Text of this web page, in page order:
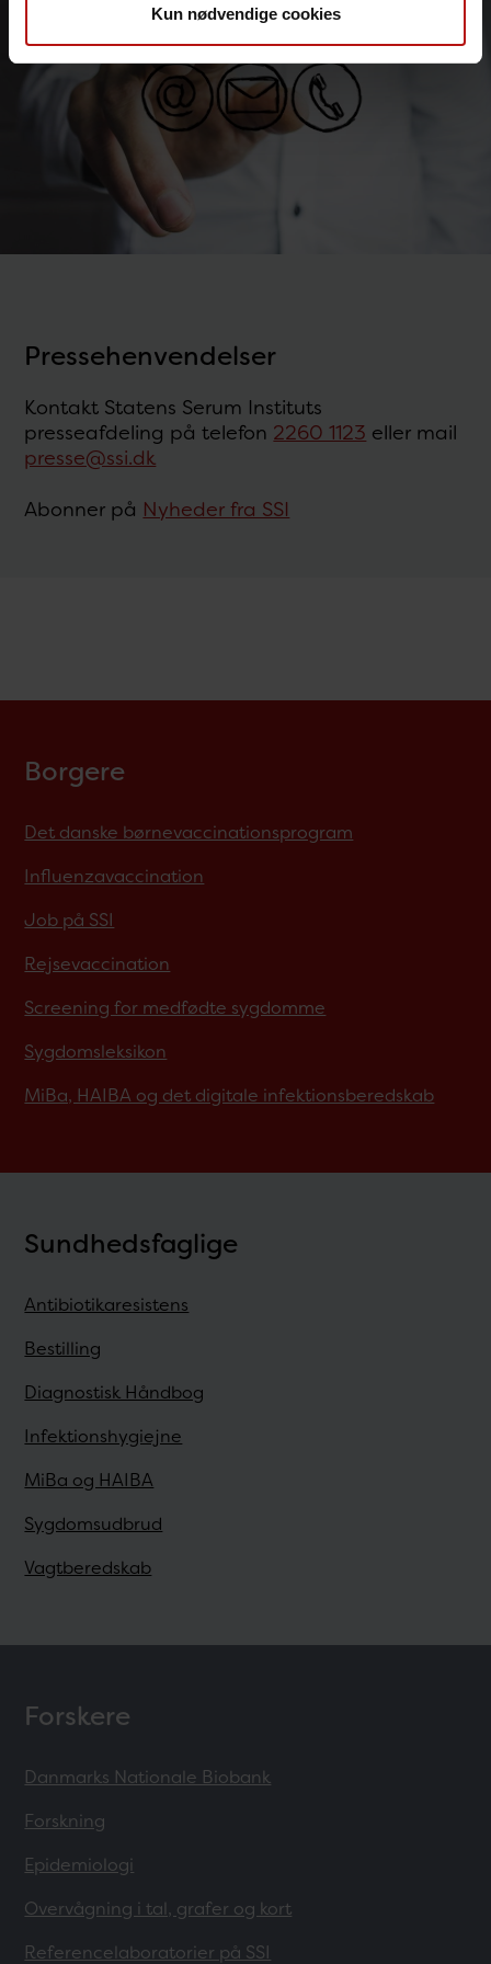
Kun nødvendige cookies
Pressehenvendelser
Kontakt Statens Serum Instituts
presseafdeling på telefon 2260 1123 eller mail
presse@ssi.dk
Abonner på Nyheder fra SSI
Borgere
Det danske børnevaccinationsprogram
Influenzavaccination
Job på SSI
Rejsevaccination
Screening for medfødte sygdomme
Sygdomsleksikon
MiBa, HAIBA og det digitale infektionsberedskab
Sundhedsfaglige
Antibiotikaresistens
Bestilling
Diagnostisk Håndbog
Infektionshygiejne
MiBa og HAIBA
Sygdomsudbrud
Vagtberedskab
Forskere
Danmarks Nationale Biobank
Forskning
Epidemiologi
Overvågning i tal, grafer og kort
Referencelaboratorier på SSI